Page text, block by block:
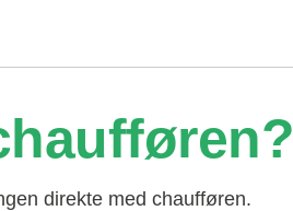
direkte med chaufføren.